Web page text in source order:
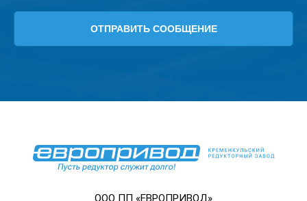
ООО ПП «ЕВРОПРИВОД»